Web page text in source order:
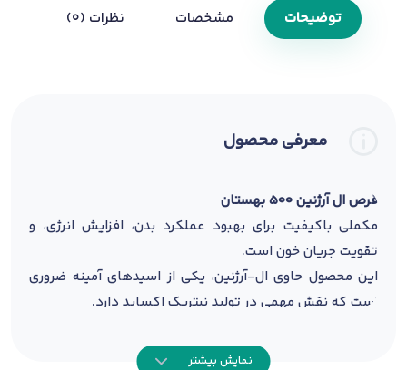
توضیحات مشخصات نظرات (0)
معرفی محصول
قرص ال آرژنین 500 بهستان
مکملی باکیفیت برای بهبود عملکرد بدن، افزایش انرژی، و
تقویت جریان خون است.
این محصول حاوی ال-آرژنین، یکی از اسیدهای آمینه ضروری
است که نقش مهمی در تولید نیتریک اکساید دارد.
در بدن می‌شود و به همین دلیل مصرف این مکمل می‌تواند
نمایش بیشتر